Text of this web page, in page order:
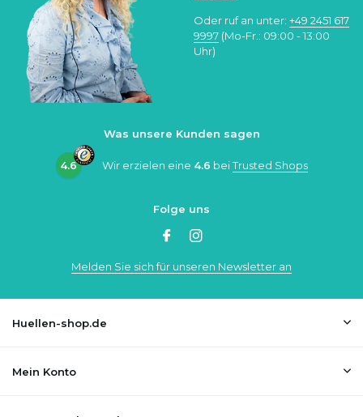
Oder ruf an unter: +49 2451 617
9997 (Mo-Fr.: 09:00 - 13:00
Uhr)
Was unsere Kunden sagen
4.6 Wir erzielen eine 4.6 beiTrusted Shops
Folge uns
Melden Sie sich für unseren Newsletter an
Huellen-shop.de
Mein Konto